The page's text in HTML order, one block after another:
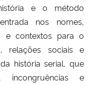
e o método
nos nomes,
e contextos para o
relações sociais e
história serial, que
incongruências e